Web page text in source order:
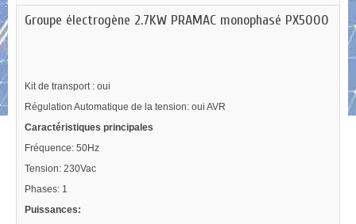
Groupe électrogène 2.7KW PRAMAC monophasé PX5000
Kit de transport: oui
Régulation Automatique de la tension: oui AVR
Caractéristiques principales
Fréquence: 50Hz
Tension: 230Vac
Phases: 1
Puissances: